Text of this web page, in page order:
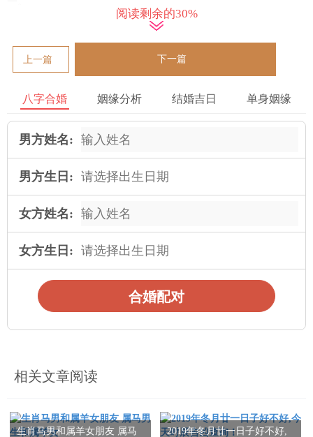
(1)以女八字全阳命:全阳女命的婚姻前景普通是比较积极的，她们
有着开朗积极的性格，对于婚姻有较高的要求与期望，所以在婚
姻中通常是相对幸福美满的。
(2)对女八字纯阳命:纯阳女命的婚姻前景也是非常好的，她们自立
自主的性格与追求进取的精神会使得婚姻更加稳固与成功。
【6、总结】
全阳与纯阳是八字命理中对于女命的两种特殊命格。全阳女命与
纯阳女命在婚姻中有部分细微的区别，包括命格特征 、看性格特
征 、婚姻观念、感情表达与婚姻前景等在领域 。她们都具备积极
的性格与追求美好婚姻的态度，所以婚姻的成功与否还是要看双
方的努力与相互理解。
八字全阳与纯阳的女命婚姻 女八字全阳和纯阳的区别
阅读剩余的30%
上一篇 下一篇
八字合婚 姻缘分析 结婚吉日 单身姻缘
男方姓名:
男方生日:
女方姓名:
女方生日:
合婚配对
相关文章阅读
生肖马男和属羊女朋友 属马
2019年冬月廿一日子好不好,